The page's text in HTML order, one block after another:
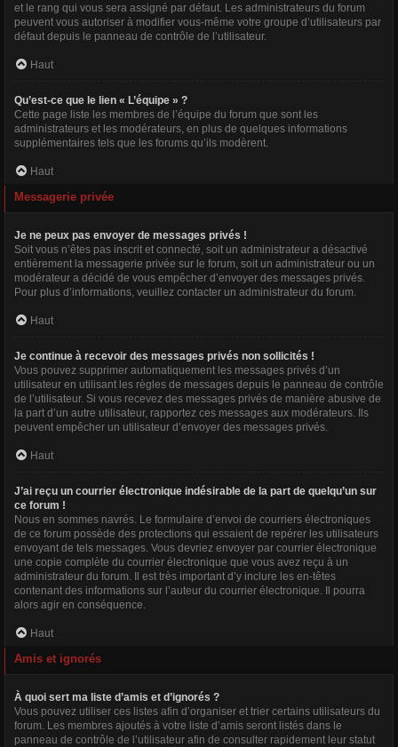
et le rang qui vous sera assigné par défaut. Les administrateurs du forum
peuvent vous autoriser à modifier vous-même votre groupe d’utilisateurs par
défaut depuis le panneau de contrôle de l’utilisateur.
Haut
Qu’est-ce que le lien « L’équipe » ?
Cette page liste les membres de l’équipe du forum que sont les
administrateurs et les modérateurs, en plus de quelques informations
supplémentaires tels que les forums qu’ils modèrent.
Haut
Messagerie privée
Je ne peux pas envoyer de messages privés !
Soit vous n’êtes pas inscrit et connecté, soit un administrateur a désactivé
entièrement la messagerie privée sur le forum, soit un administrateur ou un
modérateur a décidé de vous empêcher d’envoyer des messages privés.
Pour plus d’informations, veuillez contacter un administrateur du forum.
Haut
Je continue à recevoir des messages privés non sollicités !
Vous pouvez supprimer automatiquement les messages privés d’un
utilisateur en utilisant les règles de messages depuis le panneau de contrôle
de l’utilisateur. Si vous recevez des messages privés de manière abusive de
la part d’un autre utilisateur, rapportez ces messages aux modérateurs. Ils
peuvent empêcher un utilisateur d’envoyer des messages privés.
Haut
J’ai reçu un courrier électronique indésirable de la part de quelqu’un sur
ce forum !
Nous en sommes navrés. Le formulaire d’envoi de courriers électroniques
de ce forum possède des protections qui essaient de repérer les utilisateurs
envoyant de tels messages. Vous devriez envoyer par courrier électronique
une copie complète du courrier électronique que vous avez reçu à un
administrateur du forum. Il est très important d’y inclure les en-têtes
contenant des informations sur l’auteur du courrier électronique. Il pourra
alors agir en conséquence.
Haut
Amis et ignorés
À quoi sert ma liste d’amis et d’ignorés ?
Vous pouvez utiliser ces listes afin d’organiser et trier certains utilisateurs du
forum. Les membres ajoutés à votre liste d’amis seront listés dans le
panneau de contrôle de l’utilisateur afin de consulter rapidement leur statut